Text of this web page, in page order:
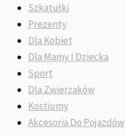
Szkatułki
Prezenty
Dla Kobiet
Dla Mamy I Dziecka
Sport
Dla Zwierzaków
Kostiumy
Akcesoria Do Pojazdów